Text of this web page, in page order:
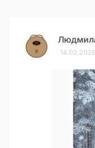
14.02.2026